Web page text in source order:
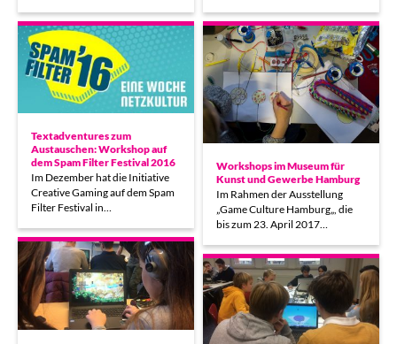
Textadventures zum
Austauschen: Workshop auf
dem Spam Filter Festival 2016
Im Dezember hat die Initiative
Creative Gaming auf dem Spam
Filter Festival in…
Workshops im Museum für
Kunst und Gewerbe Hamburg
Im Rahmen der Ausstellung
„Game Culture Hamburg„, die
bis zum 23. April 2017…